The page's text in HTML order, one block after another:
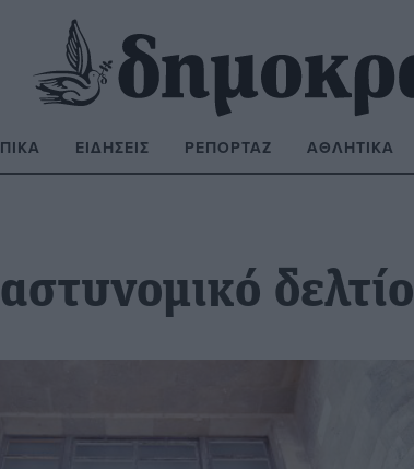
ΕΙΔΉΣΕΙΣ ΡΕΠΟΡΤΆΖ ΑΘΛΗΤΙΚΆ
δελτίο